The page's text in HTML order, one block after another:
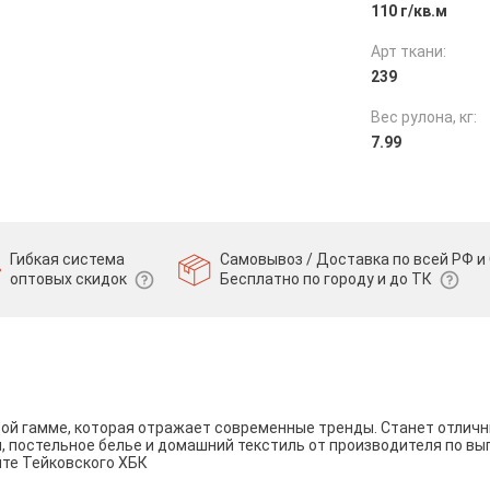
110 г/кв.м
Арт ткани:
239
Вес рулона, кг:
7.99
Гибкая система
оптовых скидок
Самовывоз / Доставка по всей РФ и
Бесплатно по городу и до ТК
гамме, которая отражает современные тренды. Станет
постельное белье и домашний текстиль от производителя по
Тейковского ХБК